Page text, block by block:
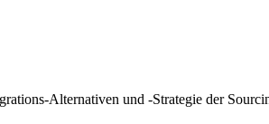
Alternativen und -Strategie der